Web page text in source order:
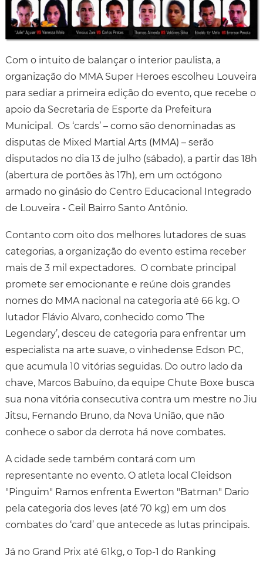
Com o intuito de balançar o interior paulista, a
organização do MMA Super Heroes escolheu Louveira
para sediar a primeira edição do evento, que recebe o
apoio da Secretaria de Esporte da Prefeitura
Municipal. Os ‘cards’ – como são denominadas as
disputas de Mixed Martial Arts (MMA) – serão
disputados no dia 13 de julho (sábado), a partir das 18h
(abertura de portões às 17h), em um octógono
armado no ginásio do Centro Educacional Integrado
de Louveira - Ceil Bairro Santo Antônio.
Contanto com oito dos melhores lutadores de suas
categorias, a organização do evento estima receber
mais de 3 mil expectadores. O combate principal
promete ser emocionante e reúne dois grandes
nomes do MMA nacional na categoria até 66 kg. O
lutador Flávio Alvaro, conhecido como ‘The
Legendary’, desceu de categoria para enfrentar um
especialista na arte suave, o vinhedense Edson PC,
que acumula 10 vitórias seguidas. Do outro lado da
chave, Marcos Babuíno, da equipe Chute Boxe busca
sua nona vitória consecutiva contra um mestre no Jiu
Jitsu, Fernando Bruno, da Nova União, que não
conhece o sabor da derrota há nove combates.
A cidade sede também contará com um
representante no evento. O atleta local Cleidson
"Pinguim" Ramos enfrenta Ewerton "Batman" Dario
pela categoria dos leves (até 70 kg) em um dos
combates do ‘card’ que antecede as lutas principais.
Já no Grand Prix até 61kg, o Top-1 do Ranking